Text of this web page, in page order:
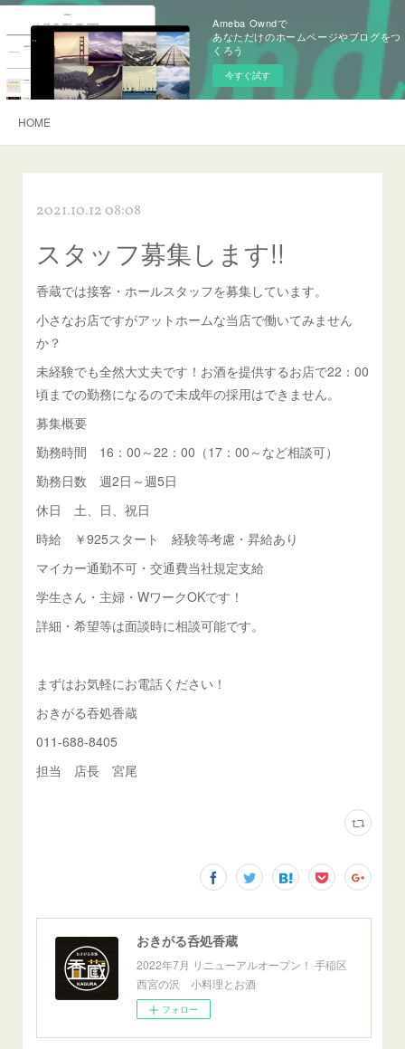
Ameba Owndで
あなただけのホームページやブログをつ
くろう
今すぐ試す
HOME
2021.10.12 08:08
スタッフ募集します!!
香蔵では接客・ホールスタッフを募集しています。
小さなお店ですがアットホームな当店で働いてみません
か？
未経験でも全然大丈夫です！お酒を提供するお店で22：00
頃までの勤務になるので未成年の採用はできません。
募集概要
勤務時間 16：00～22：00（17：00～など相談可）
勤務日数 週2日～週5日
休日 土、日、祝日
時給 ￥925スタート 経験等考慮・昇給あり
マイカー通勤不可・交通費当社規定支給
学生さん・主婦・WワークOKです！
詳細・希望等は面談時に相談可能です。
まずはお気軽にお電話ください！
おきがる吞処香蔵
011-688-8405
担当 店長 宮尾
おきがる呑処香蔵
2022年7月 リニューアルオープン！ 手稲区
西宮の沢 小料理とお酒
フォロー